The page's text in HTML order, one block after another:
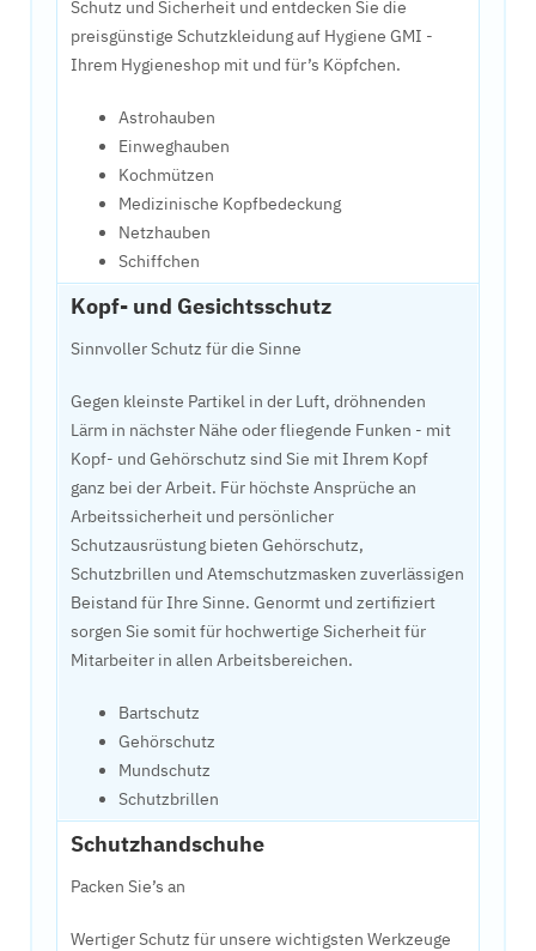
Schutz und Sicherheit und entdecken Sie die
preisgünstige Schutzkleidung auf Hygiene GMI -
Ihrem Hygieneshop mit und für’s Köpfchen.
Astrohauben
Einweghauben
Kochmützen
Medizinische Kopfbedeckung
Netzhauben
Schiffchen
Kopf- und Gesichtsschutz
Sinnvoller Schutz für die Sinne
Gegen kleinste Partikel in der Luft, dröhnenden
Lärm in nächster Nähe oder fliegende Funken - mit
Kopf- und Gehörschutz sind Sie mit Ihrem Kopf
ganz bei der Arbeit. Für höchste Ansprüche an
Arbeitssicherheit und persönlicher
Schutzausrüstung bieten Gehörschutz,
Schutzbrillen und Atemschutzmasken zuverlässigen
Beistand für Ihre Sinne. Genormt und zertifiziert
sorgen Sie somit für hochwertige Sicherheit für
Mitarbeiter in allen Arbeitsbereichen.
Bartschutz
Gehörschutz
Mundschutz
Schutzbrillen
Schutzhandschuhe
Packen Sie’s an
Wertiger Schutz für unsere wichtigsten Werkzeuge